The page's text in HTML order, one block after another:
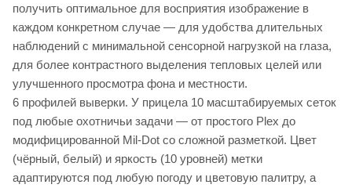
получить оптимальное для восприятия изображение в
каждом конкретном случае — для удобства длительных
наблюдений с минимальной сенсорной нагрузкой на глаза,
для более контрастного выделения тепловых целей или
улучшенного просмотра фона и местности.
6 профилей выверки. У прицела 10 масштабируемых сеток
под любые охотничьи задачи — от простого Plex до
модифицированной Mil-Dot со сложной разметкой. Цвет
(чёрный, белый) и яркость (10 уровней) метки
адаптируются под любую погоду и цветовую палитру, а